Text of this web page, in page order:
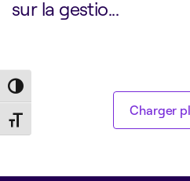
Toggle High Contrast
Toggle Font size
sur la gestio...
Charger